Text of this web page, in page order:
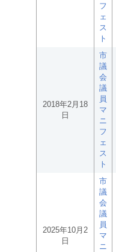
フ
ェ
ス
ト
2018年2月18
日
市
議
会
議
員
マ
ニ
フ
ェ
ス
ト
2025年10月2
日
市
議
会
議
員
マ
ニ